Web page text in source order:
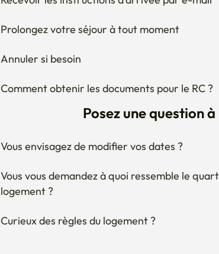
Prolongez votre séjour à tout moment
Annuler si besoin
Comment obtenir les documents pour le RC ?
Posez une question
Vous envisagez de modifier vos dates ?
Vous vous demandez à quoi ressemble le
logement ?
Curieux des règles du logement ?